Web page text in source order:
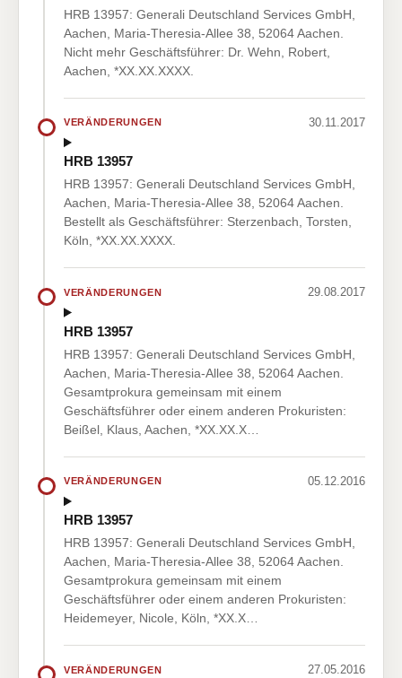
HRB 13957: Generali Deutschland Services GmbH,
Aachen, Maria-Theresia-Allee 38, 52064 Aachen.
Nicht mehr Geschäftsführer: Dr. Wehn, Robert,
Aachen, *XX.XX.XXXX.
VERÄNDERUNGEN 30.11.2017
HRB 13957
HRB 13957: Generali Deutschland Services GmbH,
Aachen, Maria-Theresia-Allee 38, 52064 Aachen.
Bestellt als Geschäftsführer: Sterzenbach, Torsten,
Köln, *XX.XX.XXXX.
VERÄNDERUNGEN 29.08.2017
HRB 13957
HRB 13957: Generali Deutschland Services GmbH,
Aachen, Maria-Theresia-Allee 38, 52064 Aachen.
Gesamtprokura gemeinsam mit einem
Geschäftsführer oder einem anderen Prokuristen:
Beißel, Klaus, Aachen, *XX.XX.X…
VERÄNDERUNGEN 05.12.2016
HRB 13957
HRB 13957: Generali Deutschland Services GmbH,
Aachen, Maria-Theresia-Allee 38, 52064 Aachen.
Gesamtprokura gemeinsam mit einem
Geschäftsführer oder einem anderen Prokuristen:
Heidemeyer, Nicole, Köln, *XX.X…
VERÄNDERUNGEN 27.05.2016